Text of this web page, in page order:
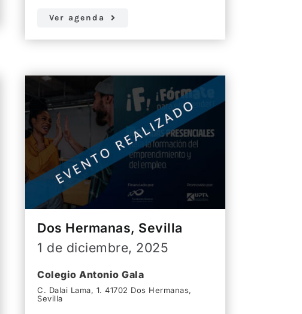
Ver agenda
Dos Hermanas, Sevilla
1 de diciembre, 2025
Colegio Antonio Gala
C. Dalai Lama, 1. 41702 Dos Hermanas,
Sevilla